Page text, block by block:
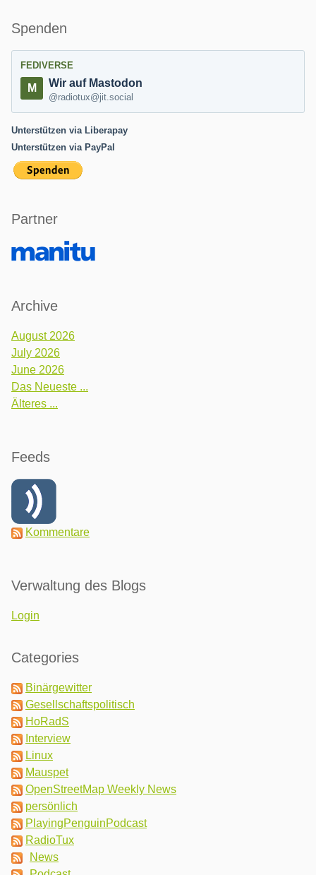
Spenden
FEDIVERSE
Wir auf Mastodon
@radiotux@jit.social
Unterstützen via Liberapay
Unterstützen via PayPal
Partner
Archive
August 2026
July 2026
June 2026
Das Neueste ...
Älteres ...
Feeds
Kommentare
Verwaltung des Blogs
Login
Categories
Binärgewitter
Gesellschaftspolitisch
HoRadS
Interview
Linux
Mauspet
OpenStreetMap Weekly News
persönlich
PlayingPenguinPodcast
RadioTux
News